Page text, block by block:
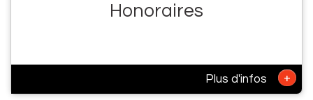
Honoraires
Plus d'infos +